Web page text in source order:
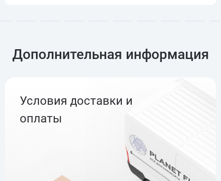
Дополнительная информация
Условия доставки и
оплаты